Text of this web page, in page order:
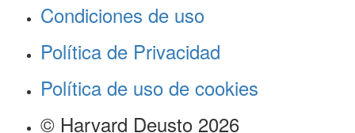
Condiciones de uso
Política de Privacidad
Política de uso de cookies
© Harvard Deusto 2026